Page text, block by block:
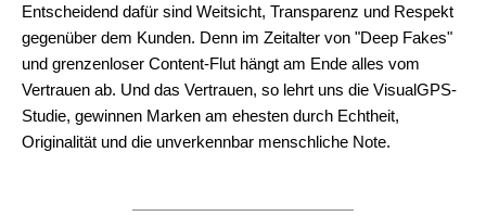
Entscheidend dafür sind Weitsicht, Transparenz und Respekt
gegenüber dem Kunden. Denn im Zeitalter von "Deep Fakes"
und grenzenloser Content-Flut hängt am Ende alles vom
Vertrauen ab. Und das Vertrauen, so lehrt uns die VisualGPS-
Studie, gewinnen Marken am ehesten durch Echtheit,
Originalität und die unverkennbar menschliche Note.